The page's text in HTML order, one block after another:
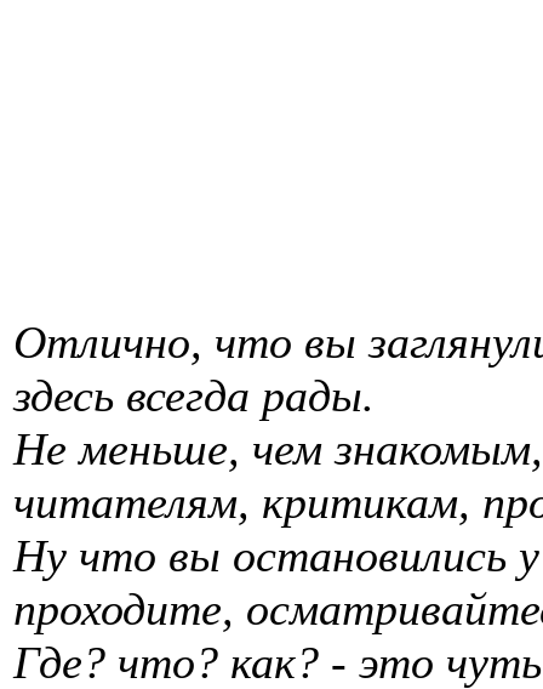
Отлично, что вы
здесь всегда рады.
Не меньше, чем
читателям, критикам,
Ну что вы остановились
проходите,
Где? что? как? - это